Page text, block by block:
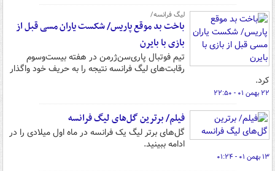
لیگ فرانسه/
باخت بد موقع پاریس/ شکست یاران مسی قبل از
بازی با بایرن
تیم فوتبال پاری‌سن‌ژرمن در هفته بیست‌وسوم
رقابت‌های لیگ فرانسه نتیجه را به حریف خود واگذار
کرد.
۲۲ بهمن ۰۱ - ۲۲:۵۰
فیلم/ برترین گل‌های لیگ فرانسه
گل‌های برتر لیگ یک فرانسه در ماه اول میلادی را در
ادامه ببینید.
۱۳ بهمن ۰۱ - ۰۱:۲۴